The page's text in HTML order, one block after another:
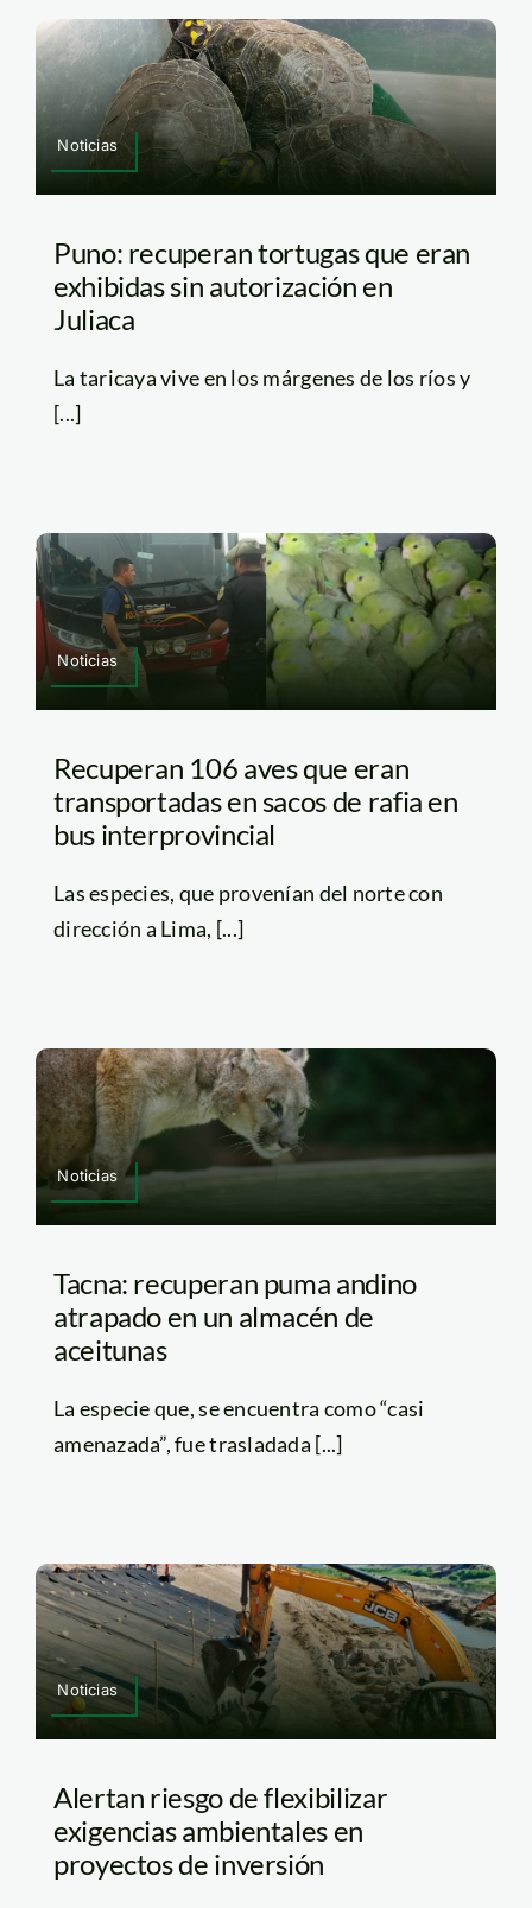
Noticias
Puno: recuperan tortugas que eran
exhibidas sin autorización en
Juliaca
La taricaya vive en los márgenes de los ríos y
[...]
Noticias
Recuperan 106 aves que eran
transportadas en sacos de rafia en
bus interprovincial
Las especies, que provenían del norte con
dirección a Lima, [...]
Noticias
Tacna: recuperan puma andino
atrapado en un almacén de
aceitunas
La especie que, se encuentra como “casi
amenazada”, fue trasladada [...]
Noticias
Alertan riesgo de flexibilizar
exigencias ambientales en
proyectos de inversión